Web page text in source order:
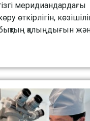
меридиандардағы
өткірлігін,
қалыңдығын